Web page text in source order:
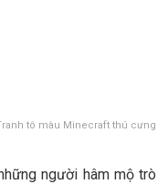
tô màu Minecraft thú cưng
người hâm mộ trò